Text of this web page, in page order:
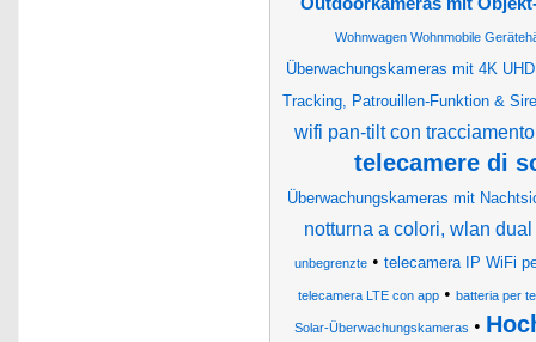
Wohnwagen Wohnmobile
Überwachungskameras mit 4K
Tracking, Patrouillen-Funktion &
wifi pan-tilt con
telecamere di
Überwachungskameras mit
notturna a colori, wlan
unbegrenzte• telecamera IP WiFi
telecamera LTE con app • batteria per
Solar-Überwachungskameras •